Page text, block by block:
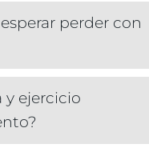
perder con
y ejercicio